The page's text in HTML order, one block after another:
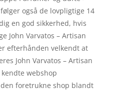
også de lovpligtige 14
en god sikkerhed, hvis
John Varvatos – Artisan
efterhånden velkendt at
John Varvatos – Artisan
webshop
foretrukne shop blandt